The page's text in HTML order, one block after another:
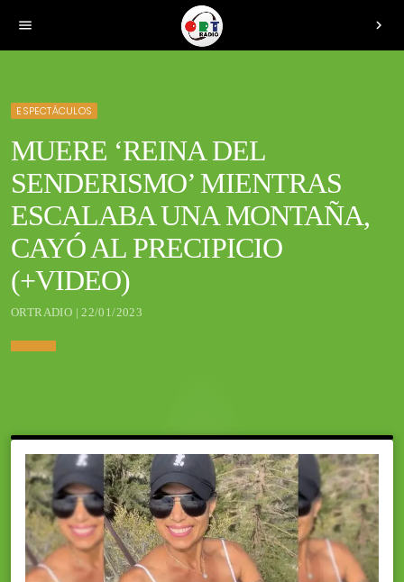
menu chevron_right
ESPECTÁCULOS
MUERE ‘REINA DEL
SENDERISMO’ MIENTRAS
ESCALABA UNA MONTAÑA,
CAYÓ AL PRECIPICIO
(+VIDEO)
ORTRADIO | 22/01/2023